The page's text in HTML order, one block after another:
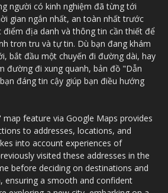
người có kinh nghiệm đã từng tới
gian ngắn nhất, an toàn nhất trước
điểm địa danh và thông tin cần thiết để
trơn tru và tự tin. Dù bạn đang khám
bắt đầu một chuyến đi đường dài, hay
đường đi xung quanh, bản đồ "Dẫn
đáng tin cậy giúp bạn điều hướng
map feature via Google Maps provides
to addresses, locations, and
into account experiences of
visited these addresses in the
before deciding on destinations and
ensuring a smooth and confident